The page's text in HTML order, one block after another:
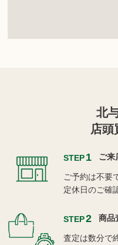
北
店頭
STEP1 ご来
ご予約は不要
定休日のご確
STEP2 商品
査定は数分で